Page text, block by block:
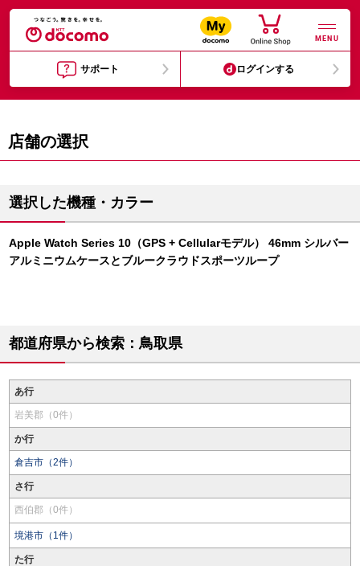
MENU
サポート ログインする
店舗の選択
選択した機種・カラー
Apple Watch Series 10（GPS + Cellularモデル） 46mm シルバー
アルミニウムケースとブルークラウドスポーツループ
都道府県から検索：鳥取県
あ行
岩美郡（0件）
か行
倉吉市（2件）
さ行
西伯郡（0件）
境港市（1件）
た行